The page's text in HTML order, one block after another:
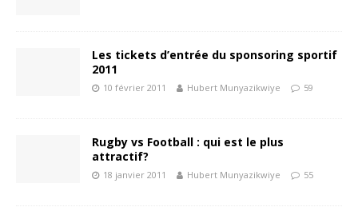
Les tickets d’entrée du sponsoring sportif
2011
10 février 2011 Hubert Munyazikwiye 59
Rugby vs Football : qui est le plus
attractif?
18 janvier 2011 Hubert Munyazikwiye 55